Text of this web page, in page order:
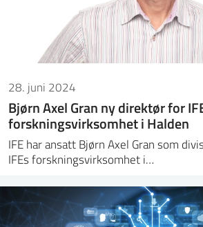
28. juni 2024
Bjørn Axel Gran ny direktør for
forskningsvirksomhet i Halden
IFE har ansatt Bjørn Axel Gran som
IFEs forskningsvirksomhet i…